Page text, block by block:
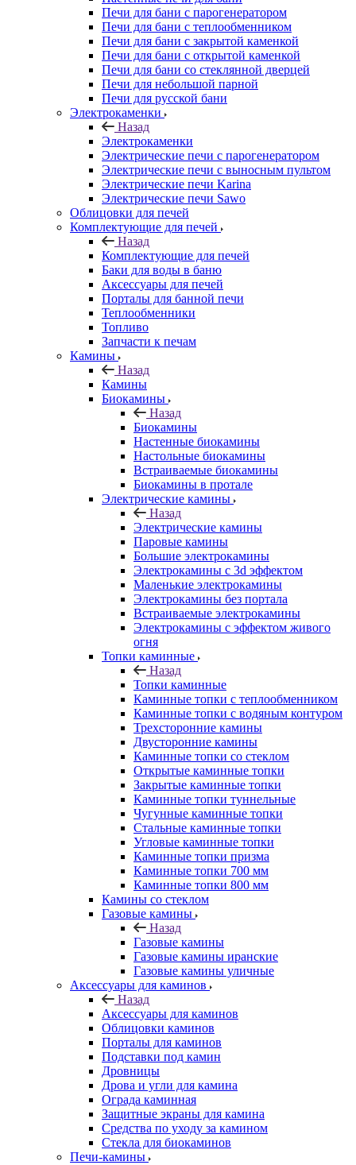
Печи для бани с парогенератором
Печи для бани с теплообменником
Печи для бани с закрытой каменкой
Печи для бани с открытой каменкой
Печи для бани со стеклянной дверцей
Печи для небольшой парной
Печи для русской бани
Электрокаменки
Назад
Электрокаменки
Электрические печи с парогенератором
Электрические печи с выносным пультом
Электрические печи Karina
Электрические печи Sawo
Облицовки для печей
Комплектующие для печей
Назад
Комплектующие для печей
Баки для воды в баню
Аксессуары для печей
Порталы для банной печи
Теплообменники
Топливо
Запчасти к печам
Камины
Назад
Камины
Биокамины
Назад
Биокамины
Настенные биокамины
Настольные биокамины
Встраиваемые биокамины
Биокамины в протале
Электрические камины
Назад
Электрические камины
Паровые камины
Большие электрокамины
Электрокамины с 3d эффектом
Маленькие электрокамины
Электрокамины без портала
Встраиваемые электрокамины
Электрокамины с эффектом живого
огня
Топки каминные
Назад
Топки каминные
Каминные топки с теплообменником
Каминные топки с водяным контуром
Трехсторонние камины
Двусторонние камины
Каминные топки со стеклом
Открытые каминные топки
Закрытые каминные топки
Каминные топки туннельные
Чугунные каминные топки
Стальные каминные топки
Угловые каминные топки
Каминные топки призма
Каминные топки 700 мм
Каминные топки 800 мм
Камины со стеклом
Газовые камины
Назад
Газовые камины
Газовые камины иранские
Газовые камины уличные
Аксессуары для каминов
Назад
Аксессуары для каминов
Облицовки каминов
Порталы для каминов
Подставки под камин
Дровницы
Дрова и угли для камина
Ограда каминная
Защитные экраны для камина
Средства по уходу за камином
Стекла для биокаминов
Печи-камины